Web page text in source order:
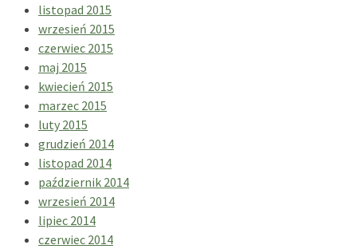
listopad 2015
wrzesień 2015
czerwiec 2015
maj 2015
kwiecień 2015
marzec 2015
luty 2015
grudzień 2014
listopad 2014
październik 2014
wrzesień 2014
lipiec 2014
czerwiec 2014